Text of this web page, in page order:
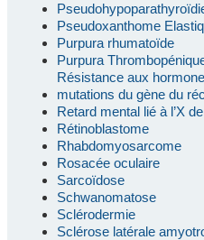
Pseudoxanthome
Purpura rhumatoïde
Purpura
Résistance aux
mutations du gène du
Retard mental lié à l’X
Rétinoblastome
Rhabdomyosarcome
Rosacée oculaire
Sarcoïdose
Schwanomatose
Sclérodermie
Sclérose latérale